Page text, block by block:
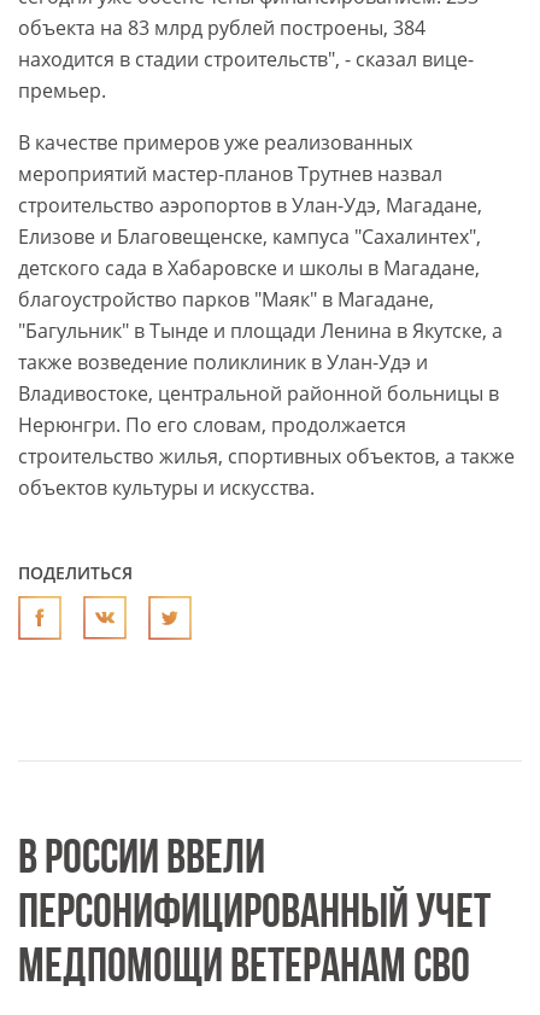
объекта на 83 млрд рублей построены, 384
находится в стадии строительств", - сказал вице-
премьер.
В качестве примеров уже реализованных
мероприятий мастер-планов Трутнев назвал
строительство аэропортов в Улан-Удэ, Магадане,
Елизове и Благовещенске, кампуса "Сахалинтех",
детского сада в Хабаровске и школы в Магадане,
благоустройство парков "Маяк" в Магадане,
"Багульник" в Тынде и площади Ленина в Якутске, а
также возведение поликлиник в Улан-Удэ и
Владивостоке, центральной районной больницы в
Нерюнгри. По его словам, продолжается
строительство жилья, спортивных объектов, а также
объектов культуры и искусства.
ПОДЕЛИТЬСЯ
В РОССИИ ВВЕЛИ
ПЕРСОНИФИЦИРОВАННЫЙ УЧЕТ
МЕДПОМОЩИ ВЕТЕРАНАМ СВО